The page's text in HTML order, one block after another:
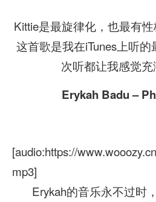
Kittie是最旋律化，也最有性
这首歌是我在iTunes上听
次听都让我感觉充
Erykah Badu –
[audio:https://
mp3]
Erykah的音乐永不过时